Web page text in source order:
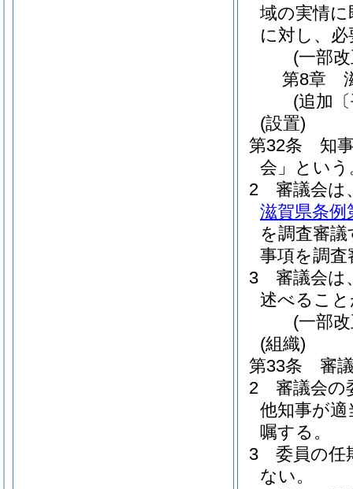
域の実情
に対し、
(一部
第8章
(追加
(設置)
第32条
知
会」という
2
審議会は
滋賀県条例
を調査審
事項を調
3
審議会は
述べるこ
(一部
(組織)
第33条
審
2
審議会の
他知事が
嘱する。
3
委員の任
ない。